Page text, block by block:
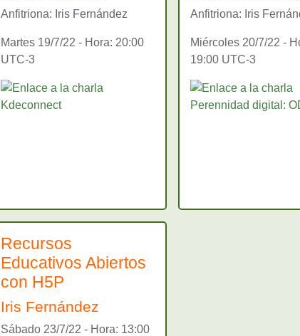
Anfitriona: Iris Fernández
Martes 19/7/22 - Hora: 20:00
UTC-3
Anfitriona: Iris
Miércoles 20/7/22 -
19:00 UTC-3
Recursos
Educativos Abiertos
con H5P
Iris Fernández
Sábado 23/7/22 - Hora: 13:00